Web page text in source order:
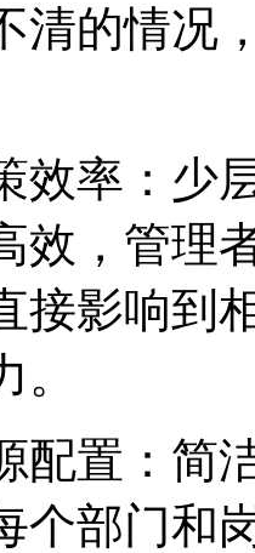
清的情况
效率：少
效，管理
接影响到
配置：简
个部门和